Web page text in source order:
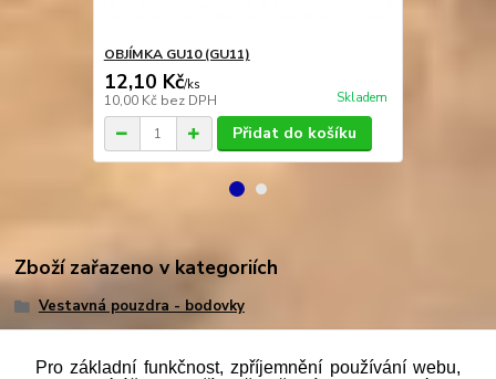
OBJÍMKA GU10 (GU11)
12,10 Kč/ks
10,00 Kč bez DPH Skladem
Přidat do košíku
Zboží zařazeno v kategoriích
Vestavná pouzdra - bodovky
Pro základní funkčnost, zpříjemnění používání webu,